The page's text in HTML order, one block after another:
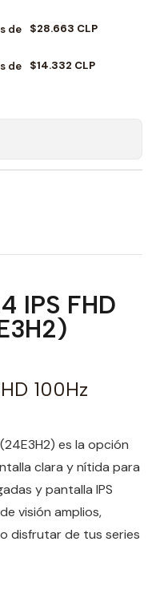
de $28.663 CLP
de $14.332 CLP
IPS FHD
100Hz
es la opción
clara y nítida para
y pantalla IPS
visión amplios,
disfrutar de tus series